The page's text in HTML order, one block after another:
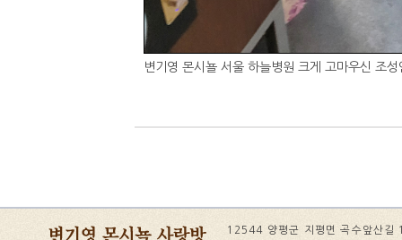
변기영 몬시뇰 서울 하늘병원 크게 고마우신
12544 양평군 지평면 곡수앞산길